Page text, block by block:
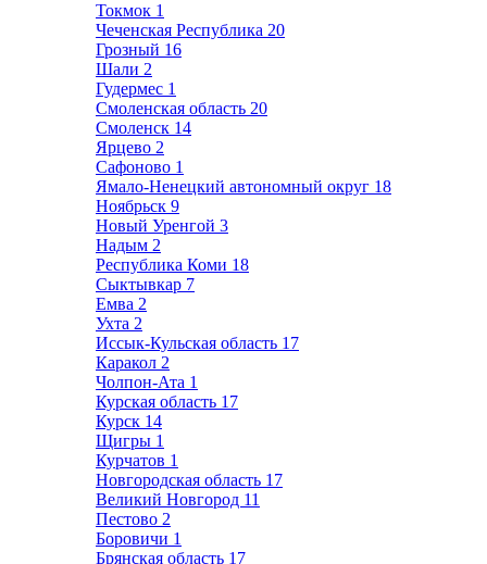
Токмок 1
Чеченская Республика 20
Грозный 16
Шали 2
Гудермес 1
Смоленская область 20
Смоленск 14
Ярцево 2
Сафоново 1
Ямало-Ненецкий автономный округ 18
Ноябрьск 9
Новый Уренгой 3
Надым 2
Республика Коми 18
Сыктывкар 7
Емва 2
Ухта 2
Иссык-Кульская область 17
Каракол 2
Чолпон-Ата 1
Курская область 17
Курск 14
Щигры 1
Курчатов 1
Новгородская область 17
Великий Новгород 11
Пестово 2
Боровичи 1
Брянская область 17